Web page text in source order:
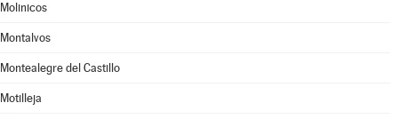
Molinicos
Montalvos
Montealegre del Castillo
Motilleja